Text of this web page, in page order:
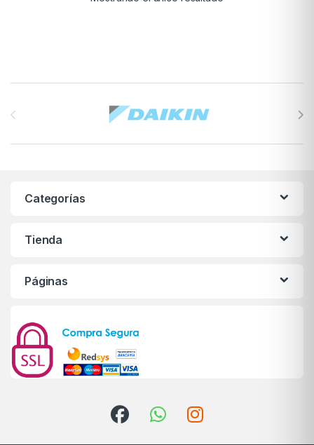
Categorías
Tienda
Páginas